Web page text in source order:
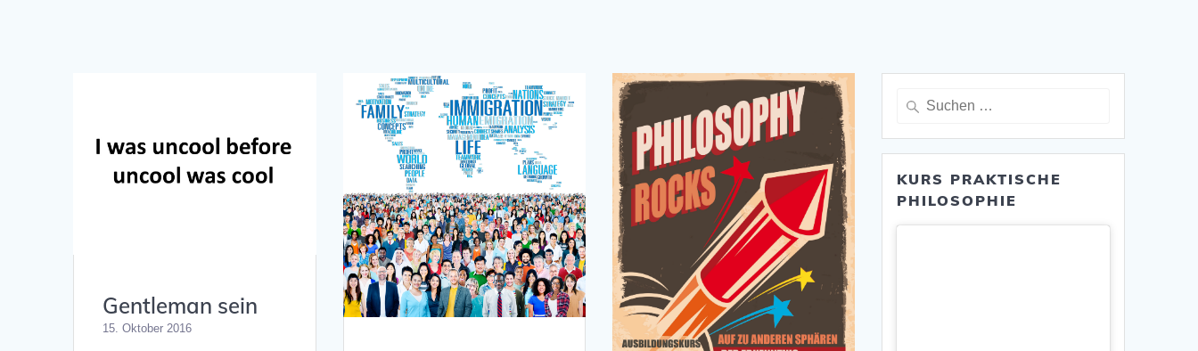
Gentleman sein
15. Oktober 2016
Suche
KURS PRAKTISCHE
PHILOSOPHIE